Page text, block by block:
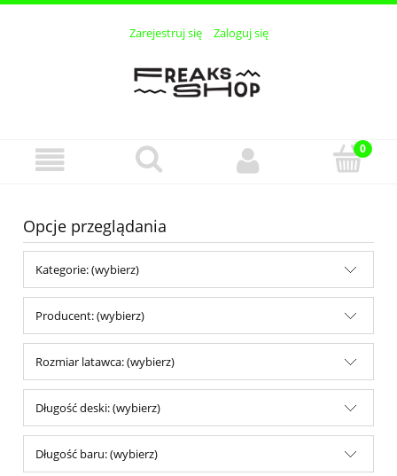
Zarejestruj się Zaloguj się
Opcje przeglądania
Kategorie: (wybierz)
Producent: (wybierz)
Rozmiar latawca: (wybierz)
Długość deski: (wybierz)
Długość baru: (wybierz)